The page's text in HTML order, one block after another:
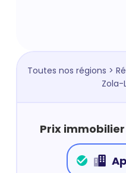
Toutes nos régions >
Zola-
Prix